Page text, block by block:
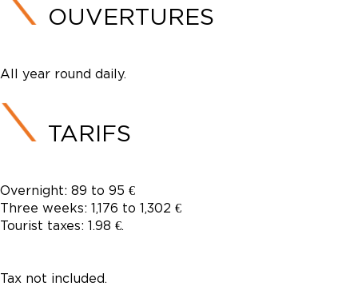
OUVERTURES
All year round daily.
TARIFS
Overnight: 89 to 95 €
Three weeks: 1,176 to 1,302 €
Tourist taxes: 1.98 €.
Tax not included.